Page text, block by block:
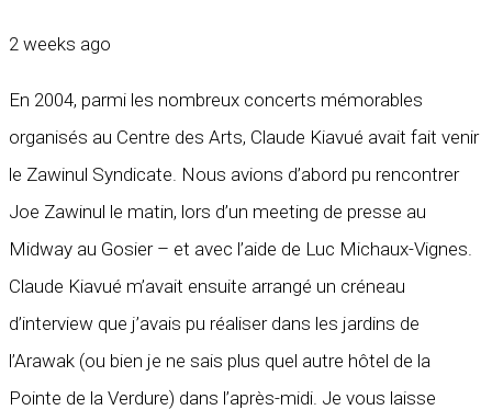
2 weeks ago
En 2004, parmi les nombreux concerts mémorables
organisés au Centre des Arts, Claude Kiavué avait fait venir
le Zawinul Syndicate. Nous avions d’abord pu rencontrer
Joe Zawinul le matin, lors d’un meeting de presse au
Midway au Gosier – et avec l’aide de Luc Michaux-Vignes.
Claude Kiavué m’avait ensuite arrangé un créneau
d’interview que j’avais pu réaliser dans les jardins de
l’Arawak (ou bien je ne sais plus quel autre hôtel de la
Pointe de la Verdure) dans l’après-midi. Je vous laisse